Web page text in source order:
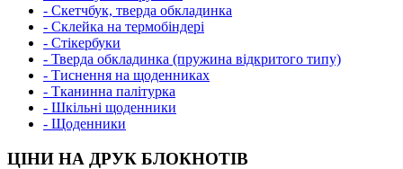
- Скетчбук, тверда обкладинка
- Склейка на термобіндері
- Стікербуки
- Тверда обкладинка (пружина відкритого типу)
- Тиснення на щоденниках
- Тканинна палітурка
- Шкільні щоденники
- Щоденники
ЦІНИ НА ДРУК БЛОКНОТІВ